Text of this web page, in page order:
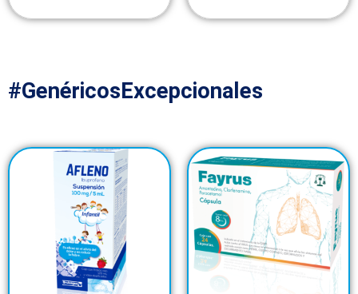
#GenéricosExcepcionales